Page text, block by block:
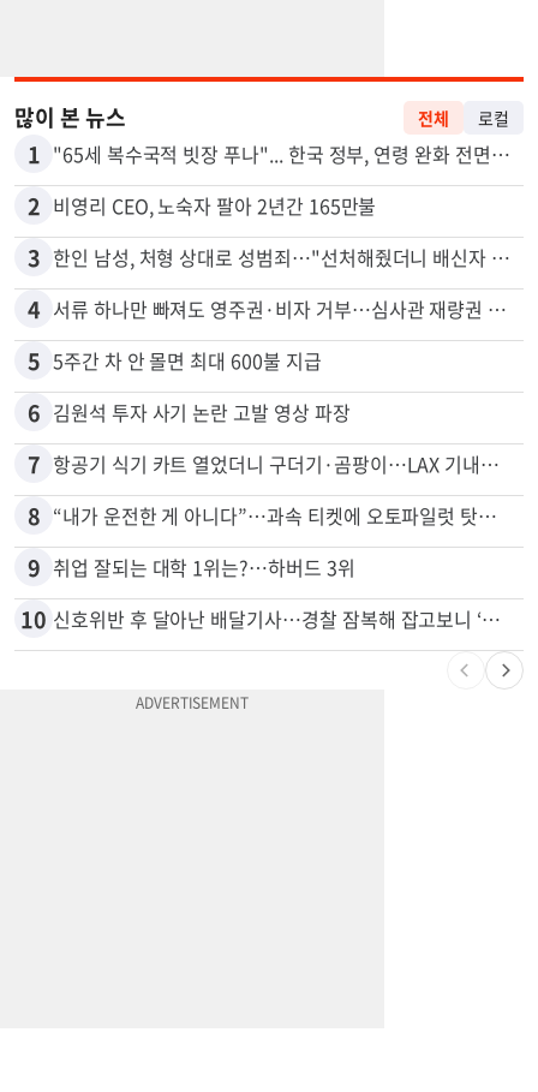
많이 본 뉴스 전체 로컬
1 "65세 복수국적 빗장 푸나"... 한국 정부, 연령 완화 전면 추진
2 비영리 CEO, 노숙자 팔아 2년간 165만불
3 한인 남성, 처형 상대로 성범죄…"선처해줬더니 배신자 취급"
4 서류 하나만 빠져도 영주권·비자 거부…심사관 재량권 대폭 확대
5 5주간 차 안 몰면 최대 600불 지급
6 김원석 투자 사기 논란 고발 영상 파장
7 항공기 식기 카트 열었더니 구더기·곰팡이…LAX 기내식 업체 논란
8 “내가 운전한 게 아니다”…과속 티켓에 오토파일럿 탓한 운전자
9 취업 잘되는 대학 1위는?…하버드 3위
10 신호위반 후 달아난 배달기사…경찰 잠복해 잡고보니 ‘반전’